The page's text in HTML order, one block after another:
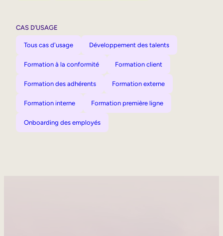
CAS D’USAGE
Tous cas d'usage Développement des talents
Formation à la conformité Formation client
Formation des adhérents Formation externe
Formation interne Formation première ligne
Onboarding des employés